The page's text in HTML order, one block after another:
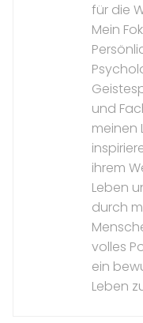
für die
Mein
und
meinen
ihrem
Leben
durch
volles
ein
Leben